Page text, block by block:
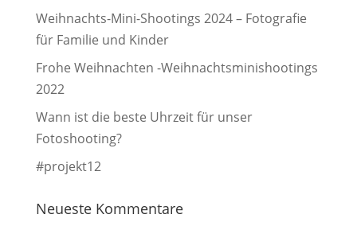
Weihnachts-Mini-Shootings 2024 – Fotografie
für Familie und Kinder
Frohe Weihnachten -Weihnachtsminishootings
2022
Wann ist die beste Uhrzeit für unser
Fotoshooting?
#projekt12
Neueste Kommentare